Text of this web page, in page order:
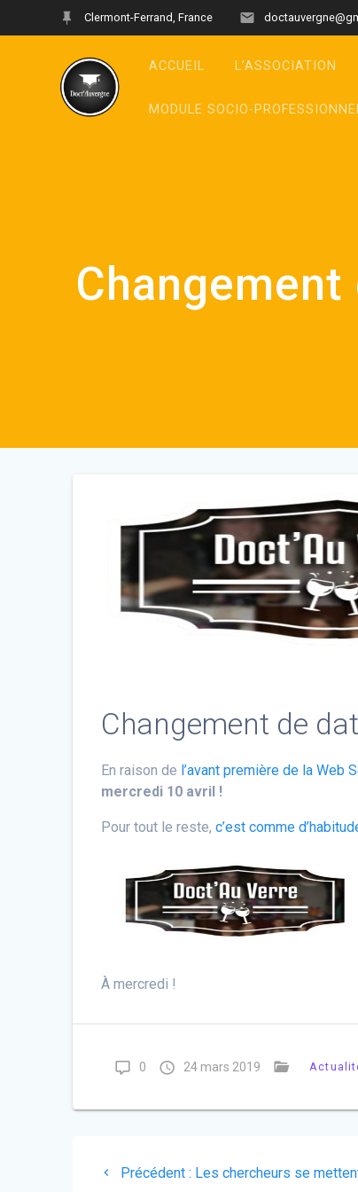
Clermont-Ferrand, France
ACCUEIL L’ASSOCIATION
MODULE SOCIO-
Changement
Changement de
En raison de l’avant première de la Web
mercredi 10 avril !
Pour tout le reste,c’est comme
À mercredi !
0 24 mars 2019
Précédent : Les chercheurs se